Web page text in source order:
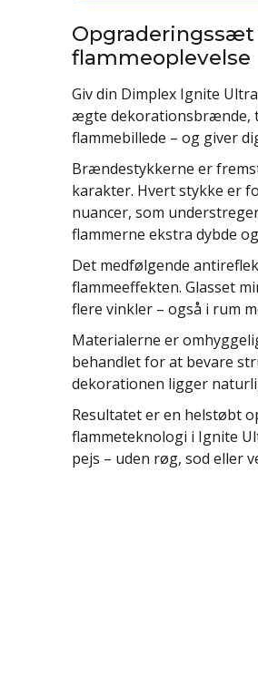
flammeoplevelse
Giv din Dimplex Ignite
ægte dekorationsbrænde,
flammebillede – og giver
Brændestykkerne er
karakter. Hvert stykke er
nuancer, som
flammerne ekstra dybde
Det medfølgende
flammeeffekten. Glasset
flere vinkler – også i rum
Materialerne er
behandlet for at bevare
dekorationen ligger
Resultatet er en helstøbt
flammeteknologi i Ignite
pejs – uden røg, sod eller